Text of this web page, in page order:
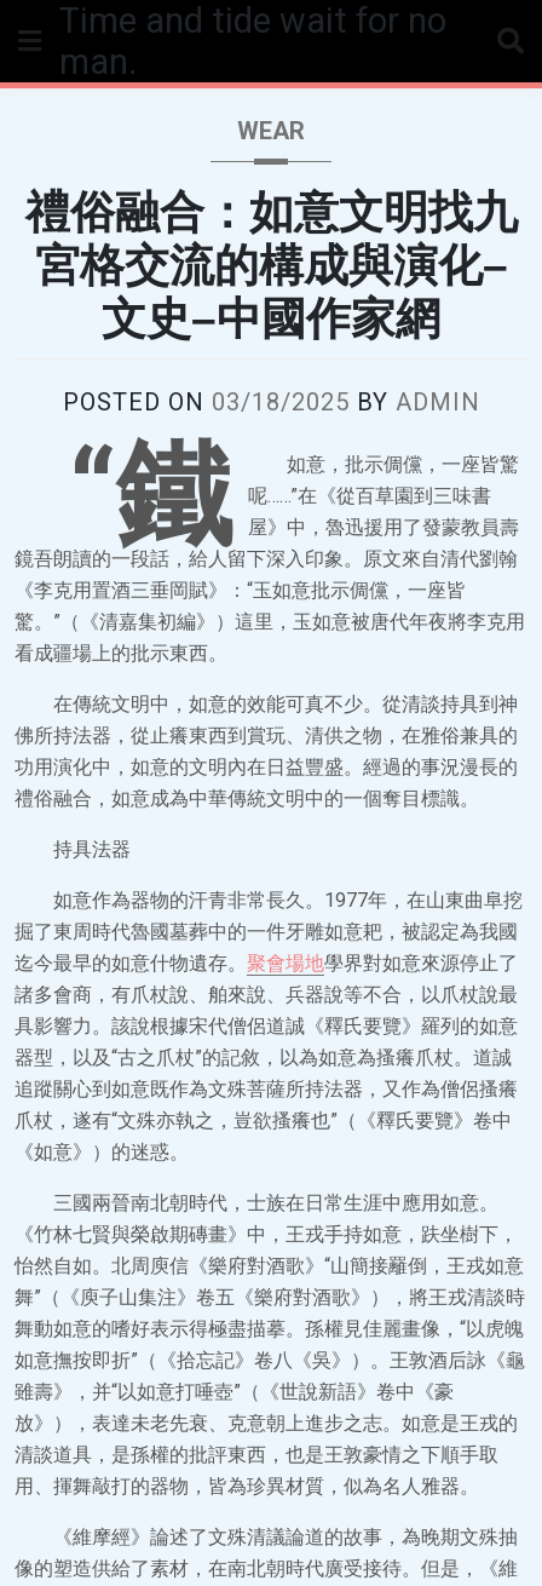
Time and tide wait for no
man.
WEAR
禮俗融合：如意文明找九
宮格交流的構成與演化–
文史–中國作家網
POSTED ON 03/18/2025 BY ADMIN
“鐵
如意，批示倜儻，一座皆驚
呢……”在《從百草園到三味書
屋》中，魯迅援用了發蒙教員壽
鏡吾朗讀的一段話，給人留下深入印象。原文來自清代劉翰
《李克用置酒三垂岡賦》：“玉如意批示倜儻，一座皆
驚。”（《清嘉集初編》）這里，玉如意被唐代年夜將李克用
看成疆場上的批示東西。
在傳統文明中，如意的效能可真不少。從清談持具到神
佛所持法器，從止癢東西到賞玩、清供之物，在雅俗兼具的
功用演化中，如意的文明內在日益豐盛。經過的事況漫長的
禮俗融合，如意成為中華傳統文明中的一個奪目標識。
持具法器
如意作為器物的汗青非常長久。1977年，在山東曲阜挖
掘了東周時代魯國墓葬中的一件牙雕如意耙，被認定為我國
迄今最早的如意什物遺存。 聚會場地學界對如意來源停止了
諸多會商，有爪杖說、舶來說、兵器說等不合，以爪杖說最
具影響力。該說根據宋代僧侶道誠《釋氏要覽》羅列的如意
器型，以及“古之爪杖”的記敘，以為如意為搔癢爪杖。道誠
追蹤關心到如意既作為文殊菩薩所持法器，又作為僧侶搔癢
爪杖，遂有“文殊亦執之，豈欲搔癢也”（《釋氏要覽》卷中
《如意》）的迷惑。
三國兩晉南北朝時代，士族在日常生涯中應用如意。
《竹林七賢與榮啟期磚畫》中，王戎手持如意，趺坐樹下，
怡然自如。北周庾信《樂府對酒歌》“山簡接䍦倒，王戎如意
舞”（《庾子山集注》卷五《樂府對酒歌》），將王戎清談時
舞動如意的嗜好表示得極盡描摹。孫權見佳麗畫像，“以虎魄
如意撫按即折”（《拾忘記》卷八《吳》）。王敦酒后詠《龜
雖壽》，并“以如意打唾壺”（《世說新語》卷中《豪
放》），表達未老先衰、克意朝上進步之志。如意是王戎的
清談道具，是孫權的批評東西，也是王敦豪情之下順手取
用、揮舞敲打的器物，皆為珍異材質，似為名人雅器。
《維摩經》論述了文殊清議論道的故事，為晚期文殊抽
像的塑造供給了素材，在南北朝時代廣受接待。但是，《維